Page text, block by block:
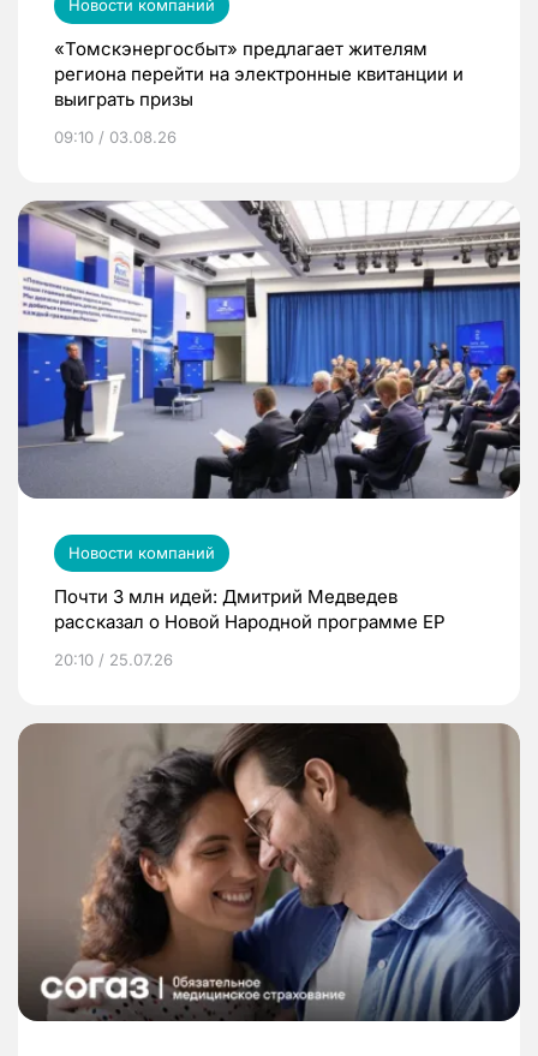
Новости компаний
«Томскэнергосбыт» предлагает жителям
региона перейти на электронные квитанции и
выиграть призы
09:10 / 03.08.26
Новости компаний
Почти 3 млн идей: Дмитрий Медведев
рассказал о Новой Народной программе ЕР
20:10 / 25.07.26